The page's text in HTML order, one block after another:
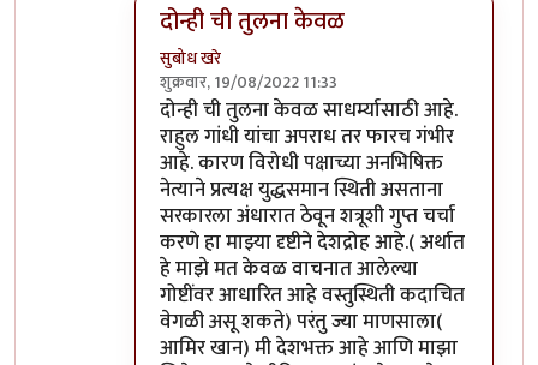
दोन्ही ची तुलना केवळ
सुबोध खरे
शुक्रवार, 19/08/2022 11:33
In reply toमाफ कराbyजेम्स वांड
दोन्ही ची तुलना केवळ साधर्म्यासाठी आहे.
राहुल गांधी यांचा अपराध तर फारच गंभीर
आहे. कारण विरोधी पक्षाच्या अनभिषिक्त
नेत्याने प्रत्यक्ष युद्धसमान स्थिती असताना
सरकारला अंधारात ठेवून शत्रूशी गुप्त चर्चा
करणे हा माझ्या दृष्टीने देशद्रोह आहे.( अर्थात
हे माझे मत केवळ वाचनात आलेल्या
गोष्टींवर आधारित आहे वस्तुस्थिती कदाचित
वेगळी असू शकते) परंतु ज्या माणसाला(
आमिर खान) मी देशभक्त आहे आणि माझा